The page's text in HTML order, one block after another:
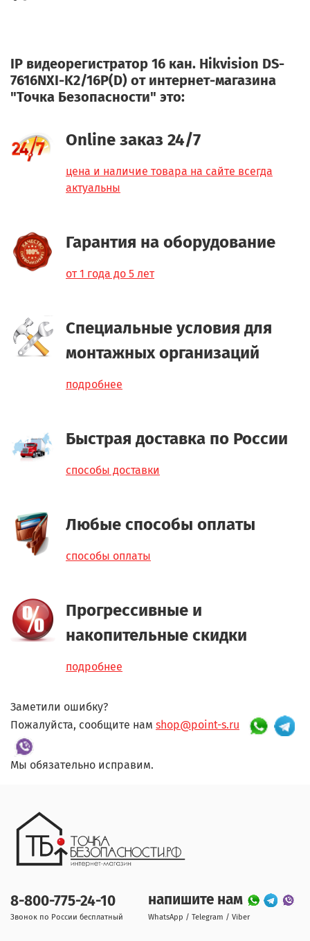
IP видеорегистратор 16 кан. Hikvision DS-
7616NXI-K2/16P(D) от интернет-магазина
"Точка Безопасности" это:
Online заказ 24/7
цена и наличие товара на сайте всегда
актуальны
Гарантия на оборудование
от 1 года до 5 лет
Специальные условия для
монтажных организаций
подробнее
Быстрая доставка по России
способы доставки
Любые способы оплаты
способы оплаты
Прогрессивные и
накопительные скидки
подробнее
Заметили ошибку?
Пожалуйста, сообщите нам shop@point-s.ru
Мы обязательно исправим.
8-800-775-24-10
Звонок по России бесплатный
напишите нам
WhatsApp / Telegram / Viber